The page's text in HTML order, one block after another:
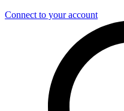
Connect to your account